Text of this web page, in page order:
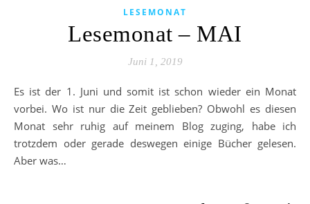
LESEMONAT
Lesemonat – MAI
Juni 1, 2019
Es ist der 1. Juni und somit ist schon wieder ein Monat
vorbei. Wo ist nur die Zeit geblieben? Obwohl es diesen
Monat sehr ruhig auf meinem Blog zuging, habe ich
trotzdem oder gerade deswegen einige Bücher gelesen.
Aber was…